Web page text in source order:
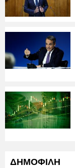
ΔΗΜΟΦΙΛΗ